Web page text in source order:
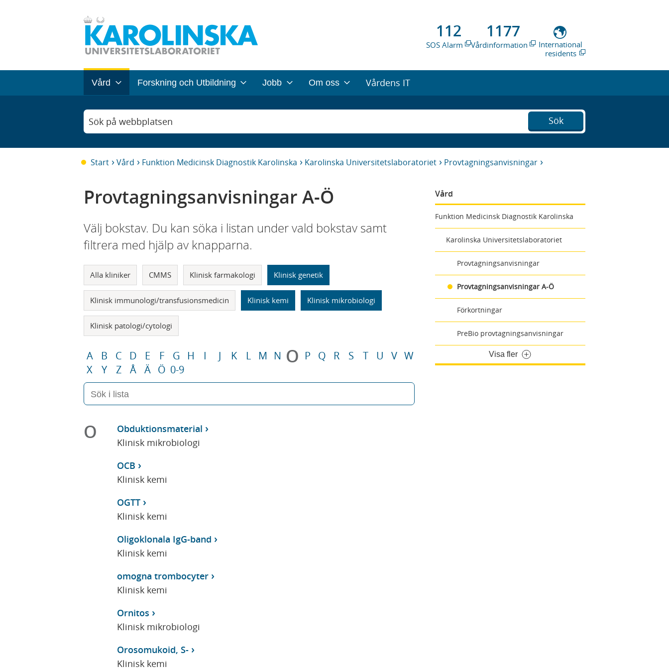
112
SOS Alarm
1177
Vårdinformation
International
residents
Vård Forskning och Utbildning Jobb Om oss Vårdens IT
Sök på webbplatsen Sök
Start Vård Funktion Medicinsk Diagnostik Karolinska Karolinska Universitetslaboratoriet Provtagningsanvisningar
Vård
Funktion Medicinsk Diagnostik Karolinska
Karolinska Universitetslaboratoriet
Provtagningsanvisningar
Provtagningsanvisningar A-Ö
Förkortningar
PreBio provtagningsanvisningar
Visa fler
Provtagningsanvisningar A-Ö
Välj bokstav. Du kan söka i listan under vald bokstav samt
filtrera med hjälp av knapparna.
Alla kliniker CMMS Klinisk farmakologi Klinisk genetik
Klinisk immunologi/transfusionsmedicin Klinisk kemi Klinisk mikrobiologi
Klinisk patologi/cytologi
A B C D E F G H I J K L M N O P Q R S T U V W
X
Y Z Å Ä Ö 0-9
O
Obduktionsmaterial
Klinisk mikrobiologi
OCB
Klinisk kemi
OGTT
Klinisk kemi
Oligoklonala IgG-band
Klinisk kemi
omogna trombocyter
Klinisk kemi
Ornitos
Klinisk mikrobiologi
Orosomukoid, S-
Klinisk kemi